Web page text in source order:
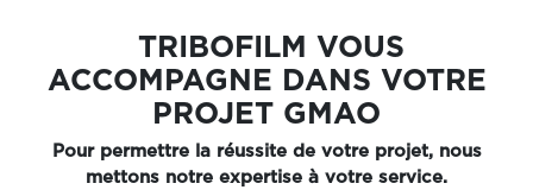
TRIBOFILM VOUS
ACCOMPAGNE DANS VOTRE
PROJET GMAO
Pour permettre la réussite de votre projet, nous
mettons notre expertise à votre service.